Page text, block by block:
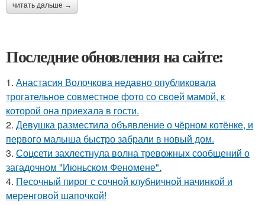
читать дальше →
Последние обновления на сайте:
1. Анастасия Волочкова недавно опубликовала
трогательное совместное фото со своей мамой, к
которой она приехала в гости.
2. Девушка разместила объявление о чёрном котёнке, и
первого малыша быстро забрали в новый дом.
3. Соцсети захлестнула волна тревожных сообщений о
загадочном "Июньском Феномене".
4. Песочный пирог с сочной клубничной начинкой и
меренговой шапочкой!